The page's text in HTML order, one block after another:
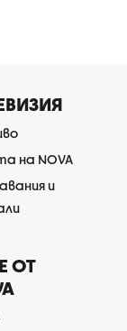
на NOVA
и
ОТ